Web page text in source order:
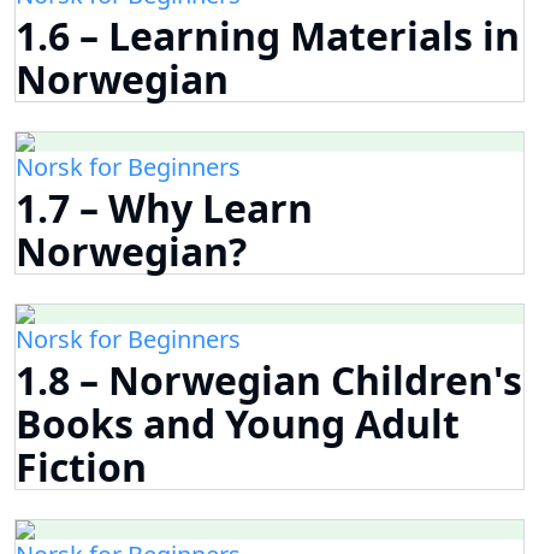
1.6 – Learning Materials in
Norwegian
Norsk for Beginners
1.7 – Why Learn
Norwegian?
Norsk for Beginners
1.8 – Norwegian Children's
Books and Young Adult
Fiction